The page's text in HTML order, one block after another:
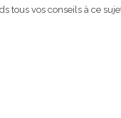
tous vos conseils à ce